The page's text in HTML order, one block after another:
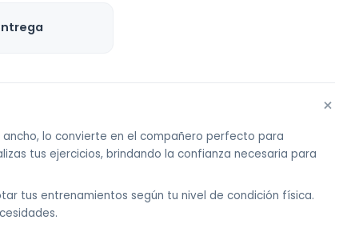
+
lo convierte en el compañero perfecto para
tus ejercicios, brindando la confianza necesaria para
tus entrenamientos según tu nivel de condición física.